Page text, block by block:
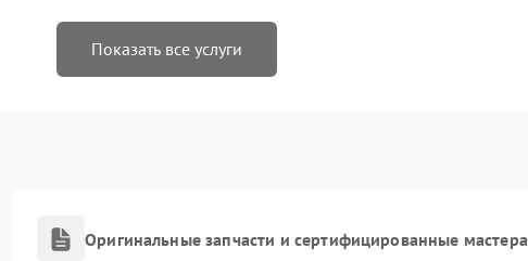
Показать все услуги
Оригинальные запчасти и сертифицированные мастера